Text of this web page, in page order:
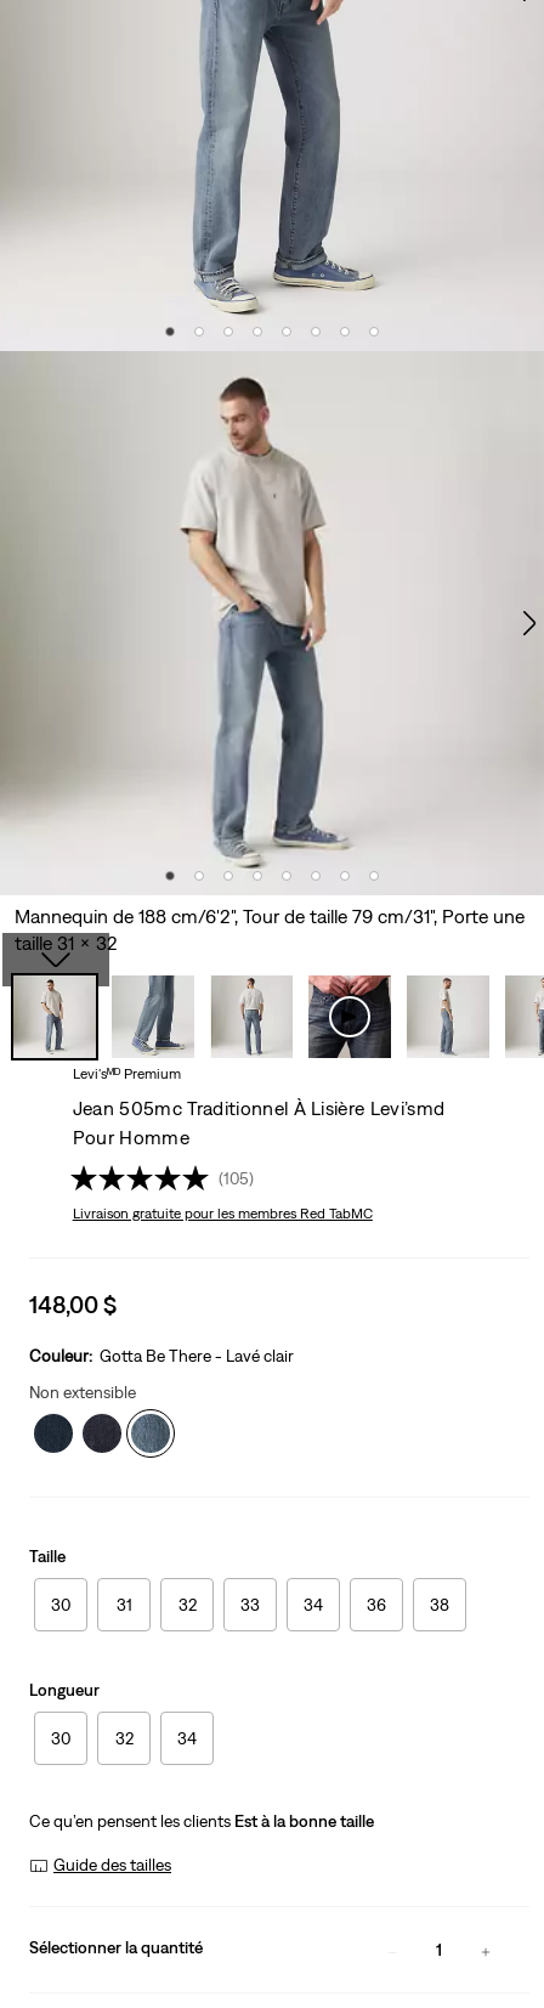
Mannequin de 188 cm/6'2", Tour de taille 79 cm/31", Porte une
taille 31 x 32
Levi'sᴹᴰ Premium
Jean 505mc Traditionnel À Lisière Levi’smd
Pour Homme
(105)
Livraison gratuitepour les membres Red TabMC
Sale
is
148,00 $
Couleur: Gotta Be There - Lavé clair
Non extensible
Taille
30 31 32 33 34 36 38
Longueur
30 32 34
Ce qu’en pensent les clients Est à la bonne taille
Guide des tailles
Sélectionner la quantité 1